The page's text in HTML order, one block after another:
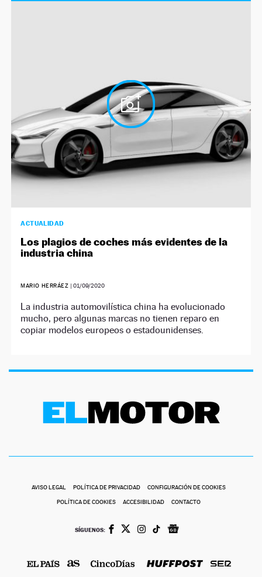
ACTUALIDAD
Los plagios de coches más evidentes de la
industria china
MARIO HERRÁEZ | 01/09/2020
La industria automovilística china ha evolucionado
mucho, pero algunas marcas no tienen reparo en
copiar modelos europeos o estadounidenses.
AVISO LEGAL POLÍTICA DE PRIVACIDAD CONFIGURACIÓN DE COOKIES
POLÍTICA DE COOKIES ACCESIBILIDAD CONTACTO
SÍGUENOS: